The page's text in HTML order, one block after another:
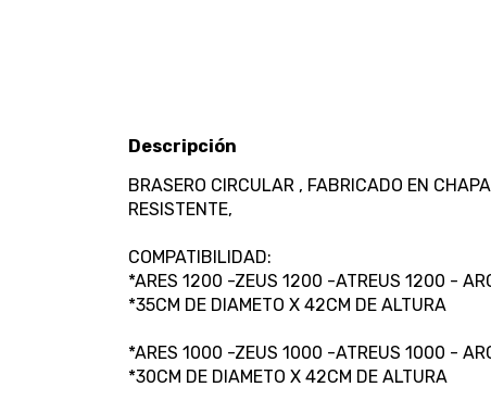
Descripción
BRASERO CIRCULAR , FABRICADO EN
RESISTENTE,
COMPATIBILIDAD:
*ARES 1200 -ZEUS 1200 -ATREUS 1200 -
*35CM DE DIAMETO X 42CM DE ALTURA
*ARES 1000 -ZEUS 1000 -ATREUS 1000 -
*30CM DE DIAMETO X 42CM DE ALTURA